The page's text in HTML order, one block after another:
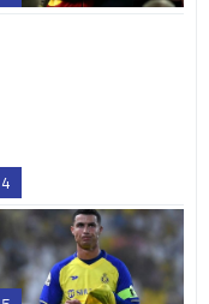
فيديو كليب
فيسبوك
محلي
منوعات